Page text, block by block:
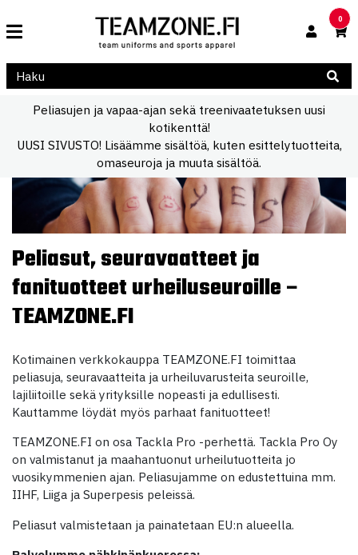
0
Peliasujen ja vapaa-ajan sekä treenivaatetuksen uusi
kotikenttä!
UUSI SIVUSTO! Lisäämme sisältöä, kuten esittelytuotteita,
omaseuroja ja muuta sisältöä.
Peliasut, seuravaatteet ja
fanituotteet urheiluseuroille –
TEAMZONE.FI
Kotimainen verkkokauppa TEAMZONE.FI toimittaa
peliasuja, seuravaatteita ja urheiluvarusteita seuroille,
lajiliitoille sekä yrityksille nopeasti ja edullisesti.
Kauttamme löydät myös parhaat fanituotteet!
TEAMZONE.FI on osa Tackla Pro -perhettä. Tackla Pro Oy
on valmistanut ja maahantuonut urheilutuotteita jo
vuosikymmenien ajan. Peliasujamme on edustettuina mm.
IIHF, Liiga ja Superpesis peleissä.
Peliasut valmistetaan ja painatetaan EU:n alueella.